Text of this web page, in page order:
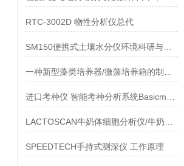
RTC-3002D 物性分析仪总代
SPEEDTECH手持式测深仪 工作原理